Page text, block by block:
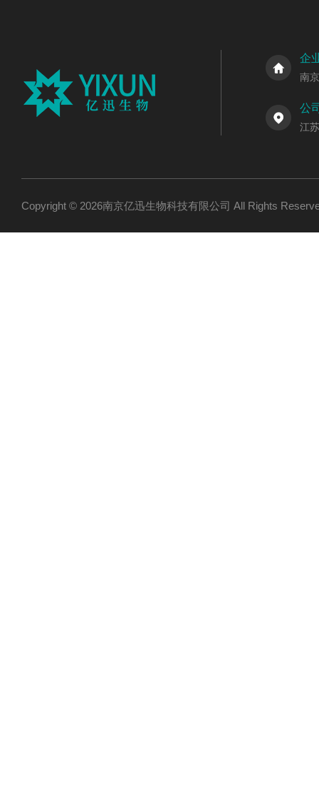
企
南
公
江
Copyright © 2026南京亿迅生物科技有限公司 All Rights